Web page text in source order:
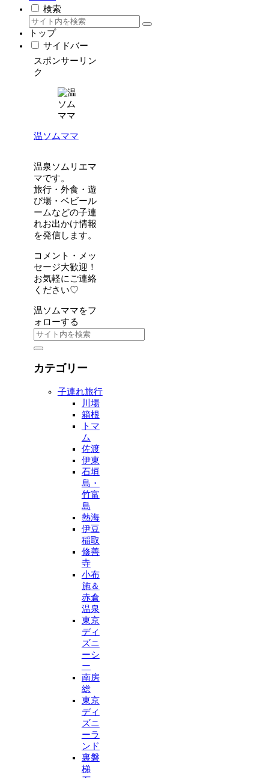
検索
トップ
サイドバー
スポンサーリン
ク
温ソムママ
温泉ソムリエマ
マです。
旅行・外食・遊
び場・ベビール
ームなどの子連
れお出かけ情報
を発信します。
コメント・メッ
セージ大歓迎！
お気軽にご連絡
ください♡
温ソムママをフ
ォローする
カテゴリー
子連れ旅行
川場
箱根
トマ
ム
佐渡
伊東
石垣
島・
竹富
島
熱海
伊豆
稲取
修善
寺
小布
施＆
赤倉
温泉
東京
ディ
ズニ
ーシ
ー
南房
総
東京
ディ
ズニ
ーラ
ンド
裏磐
梯